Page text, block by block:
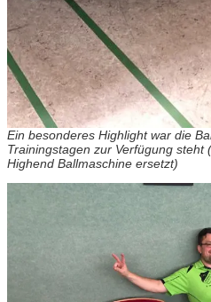
Ein besonderes Highlight war die
Trainingstagen zur Verfügung
Highend Ballmaschine ersetzt)